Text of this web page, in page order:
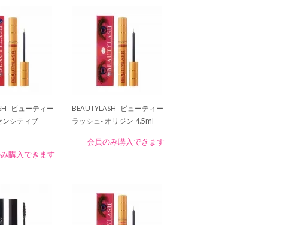
-ビューティー
ンシティブ
購入できます
BEAUTYLASH -ビューティー
ラッシュ- オリジン 4.5ml
会員のみ購入できます